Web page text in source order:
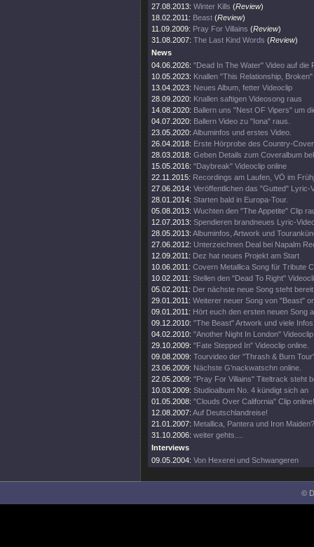
27.08.2013: Winter Kills (Review)
18.02.2011: Beast (Review)
11.09.2009: Pray For Villains (Review)
31.08.2007: The Last Kind Words (Review)
News
04.06.2026: "Dead In The Water" Video auf die
10.05.2023: Knallen "This Relationship,
13.04.2023: Neues Album, fetter Videoclip
28.09.2020: Knallen saftigen Videosong raus
14.08.2020: Ballern uns "Nest OF Vipers" um
04.07.2020: Ballern Video zu "Iona" raus.
23.05.2020: Albuminfos und erstes Video.
26.04.2018: Erste Hörprobe des Country-
28.03.2018: Geben Details zum Coveralbum
15.05.2016: "Daybreak" Videoclip online
22.11.2015: Recordings am Laufen, VÖ im
27.06.2014: Veröffentlichen das "Gutted" Lyric-
28.01.2014: Starten bald in Europa-Tour.
05.08.2013: Wuchten den "The Appetite" Clip
12.07.2013: Spendieren brandneues Lyric-
28.05.2013: Albuminfos, Artwork und
27.06.2012: Unterzeichnen Deal bei Napalm
12.09.2011: Dez hat neues Projekt am Start
10.06.2011: Covern Metallica Song für Tribute
10.02.2011: Stellen den "Dead To Right"
05.02.2011: Der nächste neue Song steht
29.01.2011: Weiterer neuer Song von "Beast"
09.01.2011: Hört euch den ersten neuen Song
09.12.2010: "The Beast" Artwork und viele
04.02.2010: "Another Night In London"
29.10.2009: "Fate Stepped In" Videoclip online.
09.08.2009: Tourvideo der "Thrash & Burn
23.06.2009: Nächste G’nackwatschn online.
22.05.2009: "Pray For Villains" Titeltrack steht
10.03.2009: Studioalbum No. 4 kündigt sich an
01.05.2008: "Clouds Over California" Clip online!
12.08.2007: Auf Deutschlandreise!
21.01.2007: Metallica, Pantera und Iron
31.10.2006: weiter gehts....
Interviews
09.05.2004: Von Hexerei und Schwangeren
©